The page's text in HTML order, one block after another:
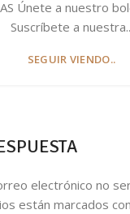
Únete a nuestro
Suscríbete a
SEGUIR VIENDO..
electrónico no
están marcados con